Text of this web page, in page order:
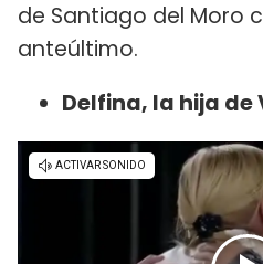
de Santiago del Moro
anteúltimo.
Delfina, la hija de